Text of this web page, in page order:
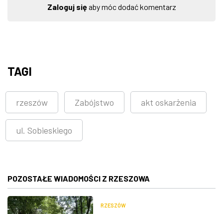
Zaloguj sięaby móc dodać komentarz
TAGI
rzeszów Zabójstwo akt oskarżenia
ul. Sobieskiego
POZOSTAŁE WIADOMOŚCI Z RZESZOWA
RZESZÓW